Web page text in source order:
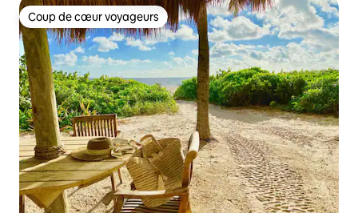
Coup de cœur voyageurs
Coup de cœur voyageurs